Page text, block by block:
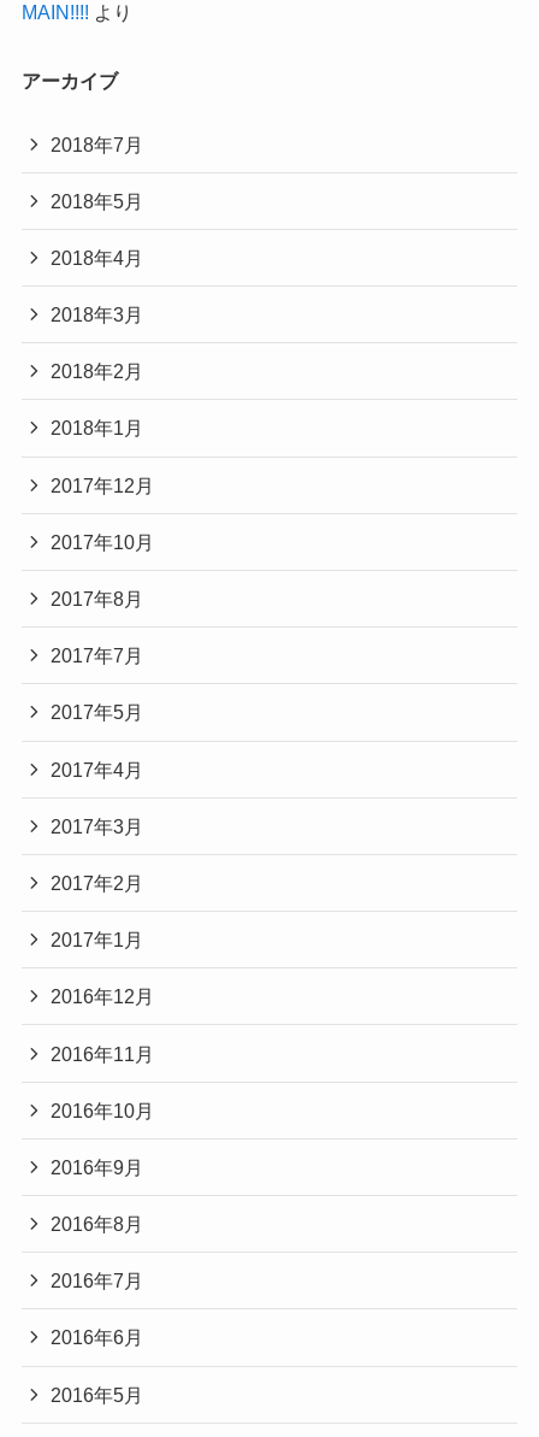
MAIN!!!! より
アーカイブ
2018年7月
2018年5月
2018年4月
2018年3月
2018年2月
2018年1月
2017年12月
2017年10月
2017年8月
2017年7月
2017年5月
2017年4月
2017年3月
2017年2月
2017年1月
2016年12月
2016年11月
2016年10月
2016年9月
2016年8月
2016年7月
2016年6月
2016年5月